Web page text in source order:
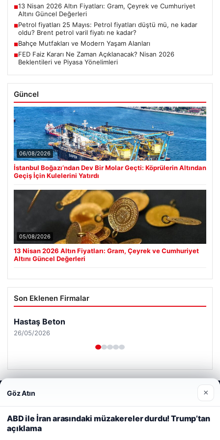
■13 Nisan 2026 Altın Fiyatları: Gram, Çeyrek ve Cumhuriyet
Altını Güncel Değerleri
■Petrol fiyatları 25 Mayıs: Petrol fiyatları düştü mü, ne kadar
oldu? Brent petrol varil fiyatı ne kadar?
■Bahçe Mutfakları ve Modern Yaşam Alanları
■FED Faiz Kararı Ne Zaman Açıklanacak? Nisan 2026
Beklentileri ve Piyasa Yönelimleri
Güncel
06/08/2026
İstanbul Boğazı’ndan Dev Bir Molar Geçti: Köprülerin Altından
Geçiş İçin Kulelerini Yatırdı
05/08/2026
13 Nisan 2026 Altın Fiyatları: Gram, Çeyrek ve Cumhuriyet
Altını Güncel Değerleri
Son Eklenen Firmalar
Hastaş Beton
26/05/2026
Web sitemizi nasıl kullandığınızı daha iyi anlayabilmek,
deneyiminizi kişiselleştirmek ve geliştirmek amacıyla çerezler
kullanıyoruz.
Çerez Politikamız
Reddet
Göz Atın ×
ABD ile İran arasındaki müzakereler durdu! Trump’tan
açıklama